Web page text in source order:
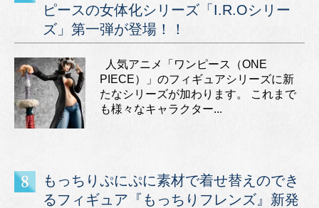
ピースの女体化シリーズ「I.R.Oシリー
ズ」第一弾が登場！！
人気アニメ「ワンピース（ONE
PIECE）」のフィギュアシリーズに新
たなシリーズが加わります。 これまで
も様々なキャラクター...
もっちりぷにぷに素材で着せ替えのでき
るフィギュア『もっちりフレンズ』新発